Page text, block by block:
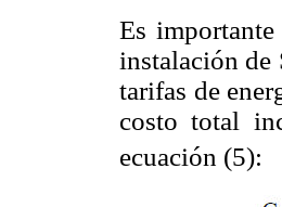
Es
instalación de
tarifas de
costo total
ecuación (5):